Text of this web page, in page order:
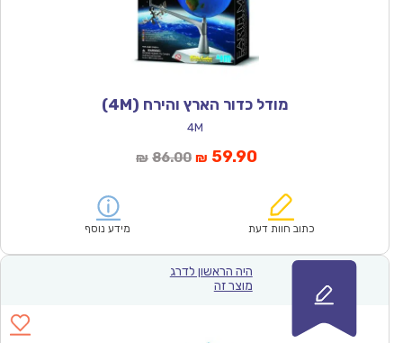
מודל כדור הארץ והירח (4M)
4M
₪ 86.00המחיר
₪86.00.
₪ 59.90המחיר
הוא:
כתוב חוות דעת מידע נוסף
היה הראשון לדרג
מוצר זה